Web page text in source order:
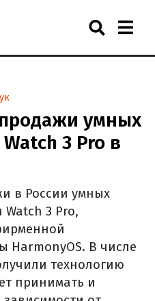
умных
3 Pro в
в России умных
Watch 3 Pro,
HarmonyOS. В числе
технологию
принимать и